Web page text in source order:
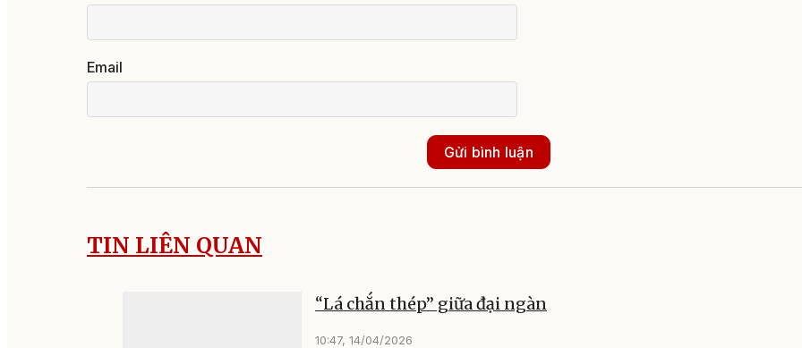
Email
Gửi bình luận
TIN LIÊN QUAN
“Lá chắn thép” giữa đại ngàn
10:47, 14/04/2026